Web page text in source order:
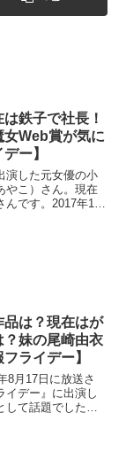
鉄子で社長！
Web賞が気に
ー】
演した元女優の小
やこ）さん。現在
んです。2017年10
品は？現在はが
？妹の尾崎由衣
ライデー】
8月17日に放送さ
イデー』に出演し
して話題でした